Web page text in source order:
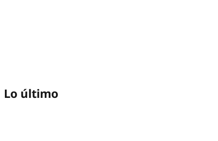
Lo último